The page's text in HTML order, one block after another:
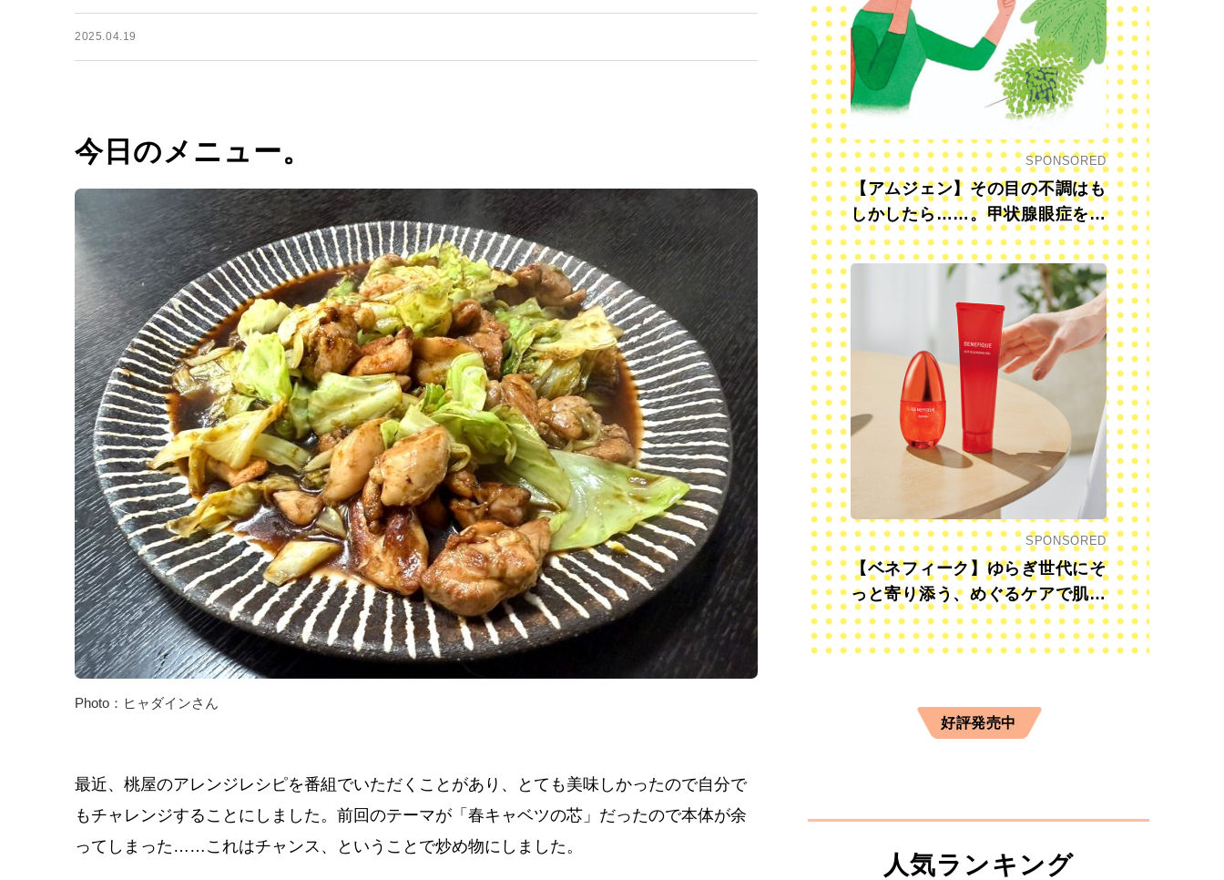
2025.04.19
今日のメニュー。
Photo：ヒャダインさん
最近、桃屋のアレンジレシピを番組でいただくことがあり、とても美味しかったので自分で
もチャレンジすることにしました。前回のテーマが「春キャベツの芯」だったので本体が余
ってしまった……これはチャンス、ということで炒め物にしました。
SPONSORED
【アムジェン】その目の不調はも
しかしたら……。甲状腺眼症を知
っていますか？
SPONSORED
【ベネフィーク】ゆらぎ世代にそ
っと寄り添う、めぐるケアで肌も
心も前向きに
好評発売中
人気ランキング